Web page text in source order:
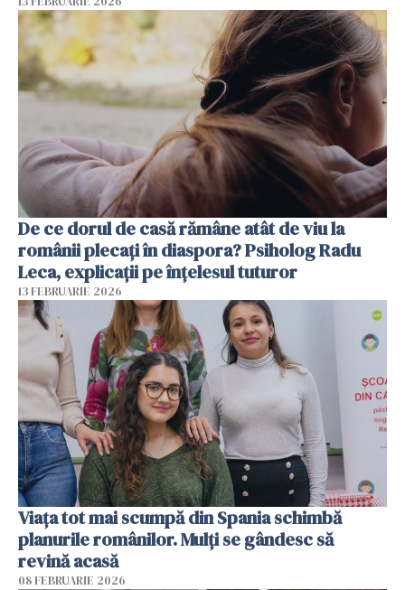
De ce dorul de casă rămâne atât de viu la
românii plecați în diaspora? Psiholog Radu
Leca, explicații pe înțelesul tuturor
13 FEBRUARIE 2026
Viața tot mai scumpă din Spania schimbă
planurile românilor. Mulți se gândesc să
revină acasă
08 FEBRUARIE 2026